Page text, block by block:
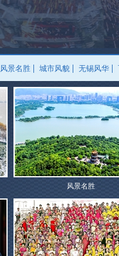
风景名胜 城市风貌 无锡风华
风景名胜